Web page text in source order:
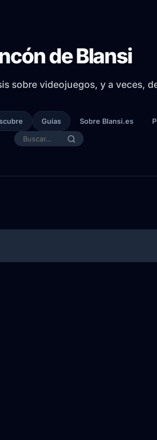
de Blansi
sobre videojuegos, y a veces,
Guías Sobre Blansi.es